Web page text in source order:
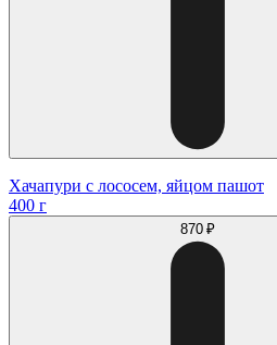
Хачапури с лососем, яйцом пашот
400 г
870 ₽